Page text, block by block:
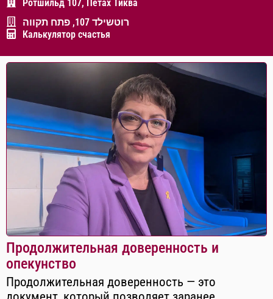
Ротшильд 107, Петах Тиква
רוטשילד 107, פתח תקווה
Калькулятор счастья
Продолжительная доверенность и
опекунство
Продолжительная доверенность — это